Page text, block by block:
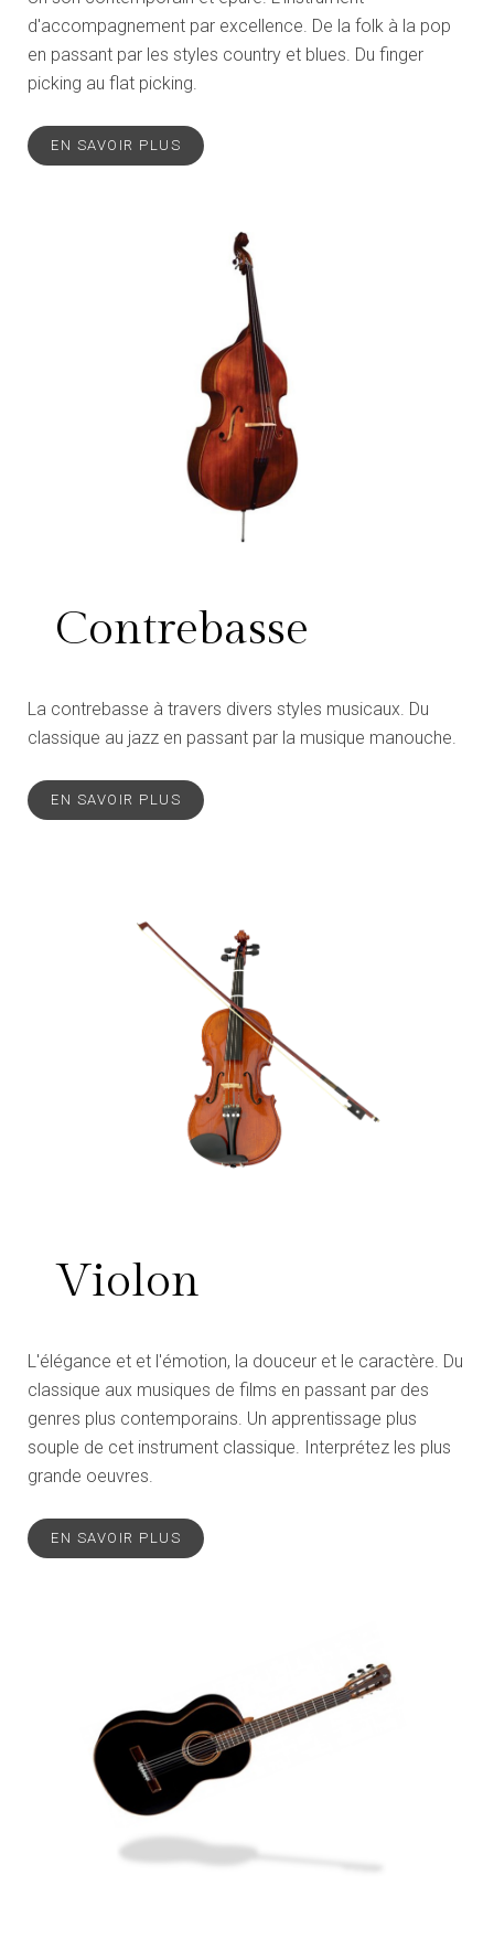
d'accompagnement par excellence. De la folk à la pop
en passant par les styles country et blues. Du finger
picking au flat picking.
EN SAVOIR PLUS
Contrebasse
La contrebasse à travers divers styles musicaux. Du
classique au jazz en passant par la musique manouche.
EN SAVOIR PLUS
Violon
L'élégance et et l'émotion, la douceur et le caractère. Du
classique aux musiques de films en passant par des
genres plus contemporains. Un apprentissage plus
souple de cet instrument classique. Interprétez les plus
grande oeuvres.
EN SAVOIR PLUS